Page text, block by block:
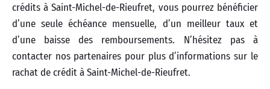
crédits à Saint-Michel-de-Rieufret, vous pourrez bénéficier
d’une seule échéance mensuelle, d’un meilleur taux et
d’une baisse des remboursements. N’hésitez pas à
contacter nos partenaires pour plus d’informations sur le
rachat de crédit à Saint-Michel-de-Rieufret.